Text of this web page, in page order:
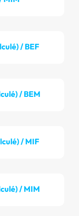
/ BEF
/ BEM
/ MIF
/ MIM